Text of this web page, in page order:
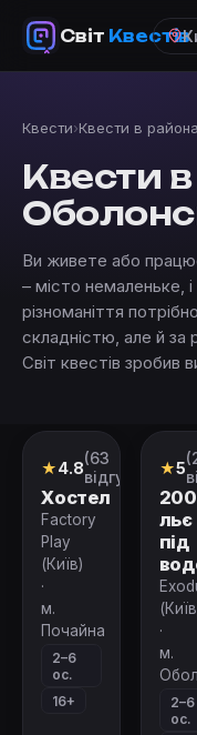
Світ Квестів
Квести›Квести в
Квести в
Ви живете або
– місто немаленьке,
різноманіття
складністю, але й за
Світ квестів зробив
Перформанс
★4.8(63
відгуки)
Хостел
Factory
Play
(Київ)
·
м.
Почайна
2–6
ос.
16+
★5
льє
під
·
м.
2–6
ос.